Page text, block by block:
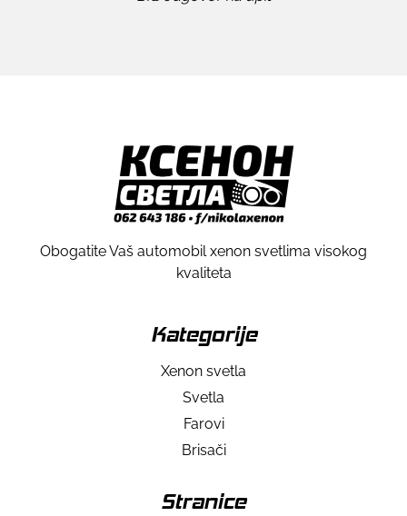
Obogatite Vaš automobil xenon svetlima visokog
kvaliteta
Kategorije
Xenon svetla
Svetla
Farovi
Brisači
Stranice